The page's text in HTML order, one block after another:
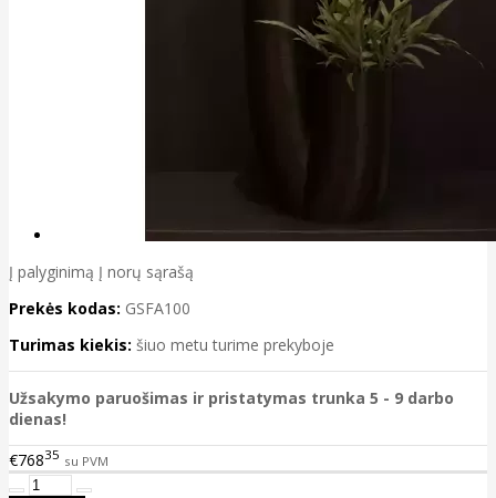
Į palyginimą Į norų sąrašą
Prekės kodas: GSFA100
Turimas kiekis: šiuo metu turime prekyboje
Užsakymo paruošimas ir pristatymas trunka 5 - 9 darbo
dienas!
€76835 su PVM